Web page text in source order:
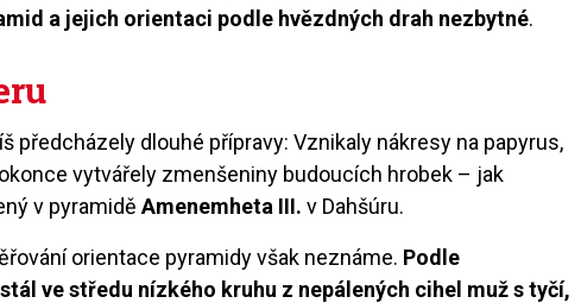
a jejich orientaci podle hvězdných drah nezbytné.
předcházely dlouhé přípravy: Vznikaly nákresy na papyrus,
vytvářely zmenšeniny budoucích hrobek – jak
v pyramiděAmenemheta III. v Dahšúru.
orientace pyramidy však neznáme. Podle
ve středu nízkého kruhu z nepálených cihel muž s tyčí,